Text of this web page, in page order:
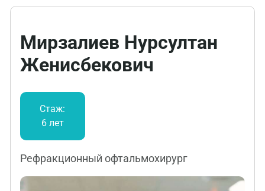
Мирзалиев Нурсултан
Женисбекович
Стаж:
6 лет
Рефракционный офтальмохирург